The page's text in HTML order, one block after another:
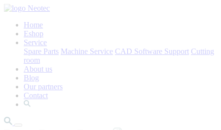
Home
Eshop
Service
Spare Parts Machine Service CAD Software Support Cutting
room
About us
Blog
Our partners
Contact